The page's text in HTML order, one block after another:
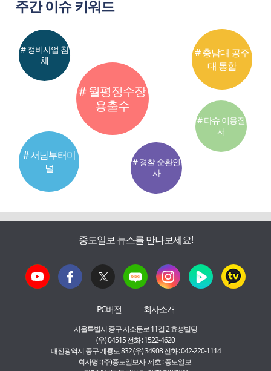
주간 이슈 키워드
# 월평정수장
용출수
# 서남부터미
널
# 충남대 공주
대 통합
# 정비사업 침
체
# 경찰 순환인
사
# 타슈 이용질
서
중도일보 뉴스를 만나보세요!
PC버전 회사소개
서울특별시 중구 서소문로 11길 2 효성빌딩
(우) 04515 전화 : 1522-4620
대전광역시 중구 계룡로 832 (우) 34908 전화 : 042-220-1114
회사명 : (주)중도일보사 제호 : 중도일보